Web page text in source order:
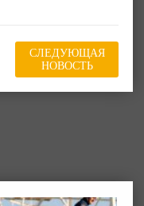
СЛЕДУЮЩАЯ
НОВОСТЬ